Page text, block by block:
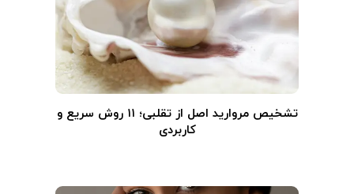
تشخیص مروارید اصل از تقلبی؛ ۱۱ روش سریع و
کاربردی